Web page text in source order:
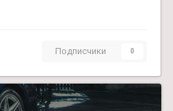
Подписчики 0